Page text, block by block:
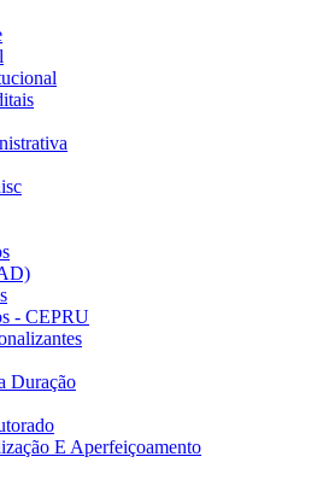
- CEPRU
Duração
E Aperfeiçoamento